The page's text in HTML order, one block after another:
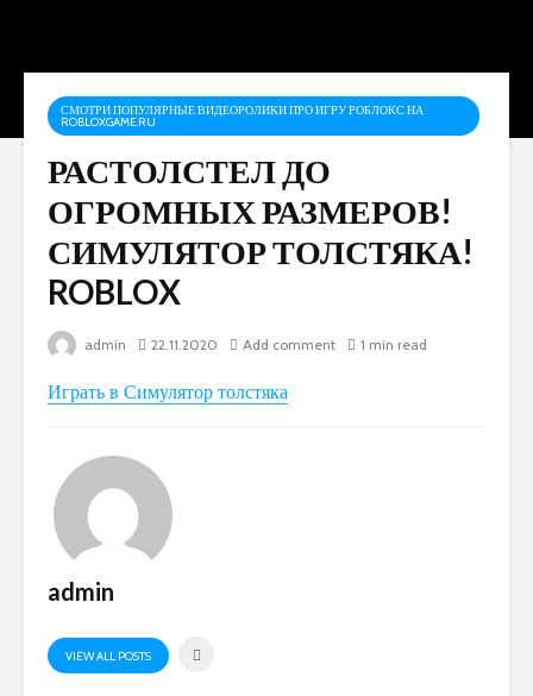
СМОТРИ ПОПУЛЯРНЫЕ ВИДЕОРОЛИКИ ПРО ИГРУ РОБЛОКС НА
ROBLOXGAME.RU
РАСТОЛСТЕЛ ДО
ОГРОМНЫХ РАЗМЕРОВ!
СИМУЛЯТОР ТОЛСТЯКА!
ROBLOX
admin 22.11.2020 Add comment 1 min read
Играть в Симулятор толстяка
admin
VIEW ALL POSTS